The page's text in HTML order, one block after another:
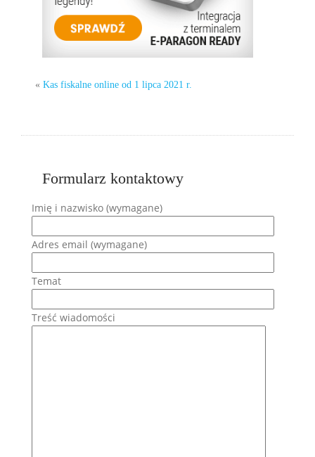
« Kas fiskalne online od 1 lipca 2021 r.
Formularz kontaktowy
Imię i nazwisko (wymagane)
Adres email (wymagane)
Temat
Treść wiadomości